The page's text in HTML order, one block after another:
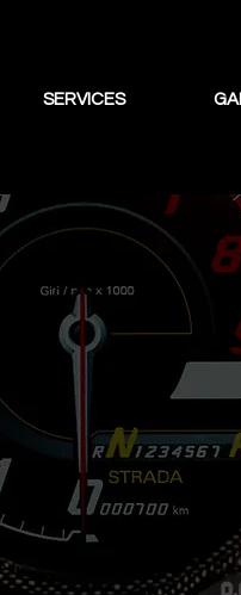
SERVICES
ÜBER
GmbH - Ihr
Rädern